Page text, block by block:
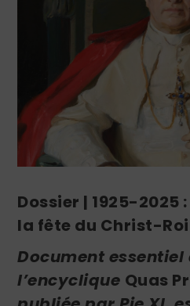
Dossier | 1925-2025
la fête du Christ-Roi
Document
l’encyclique Quas